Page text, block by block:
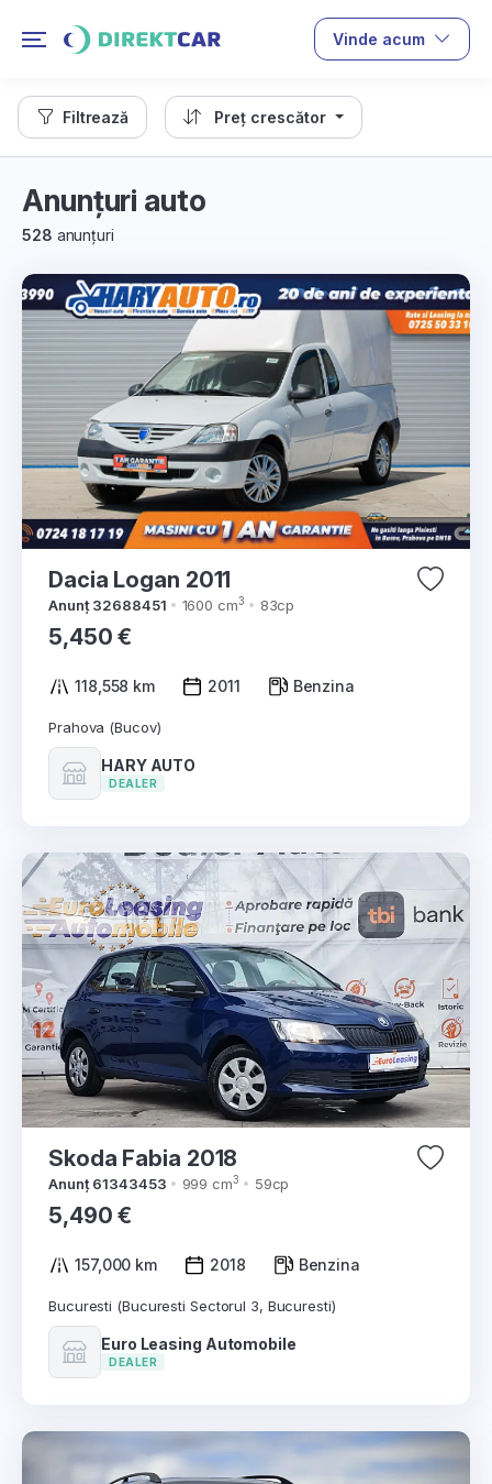
Vinde acum
Filtrează Preț crescător
Anunțuri auto
528 anunțuri
Dacia Logan 2011
Anunț 32688451 1600 cm3 83cp
5,450 €
118,558 km 2011 Benzina
Prahova (Bucov)
HARY AUTO
DEALER
Skoda Fabia 2018
Anunț 61343453 999 cm3 59cp
5,490 €
157,000 km 2018 Benzina
Bucuresti (Bucuresti Sectorul 3, Bucuresti)
Euro Leasing Automobile
DEALER